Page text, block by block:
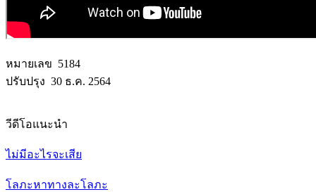
หมายเลข 5184
ปรับปรุง 30 ธ.ค. 2564
วีดีโอแนะนำ
ไม่มีอะไรจะเสีย
โลภะหาทางละโลภะ